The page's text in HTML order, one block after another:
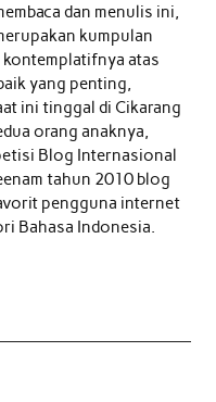
dan menulis ini,
kumpulan
atas
yang penting,
ini tinggal di Cikarang
orang anaknya,
Blog Internasional
tahun 2010 blog
pengguna internet
Bahasa Indonesia.